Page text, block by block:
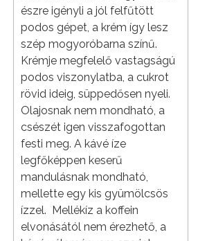
észre igényli a jól felfűtött
podos gépet, a krém így lesz
szép mogyoróbarna színű.
Krémje megfelelő vastagságú
podos viszonylatba, a cukrot
rövid ideig, süppedősen nyeli.
Olajosnak nem mondható, a
csészét igen visszafogottan
festi meg. A kávé íze
legfőképpen keserű
mandulásnak mondható,
mellette egy kis gyümölcsös
ízzel. Mellékíz a koffein
elvonásától nem érezhető, a